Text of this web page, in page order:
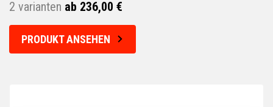
2 varianten ab 236,00 €
PRODUKT ANSEHEN